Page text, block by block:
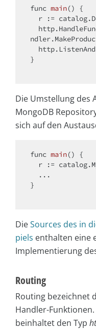
func main()
{
}
Die Umstellung des
MongoDB
sich auf den
func main()
{
}
DieSources des in
piels enthalten eine
Implementierung
Routing
Routing bezeichnet
Handler-Funktionen.
beinhaltet den Typ